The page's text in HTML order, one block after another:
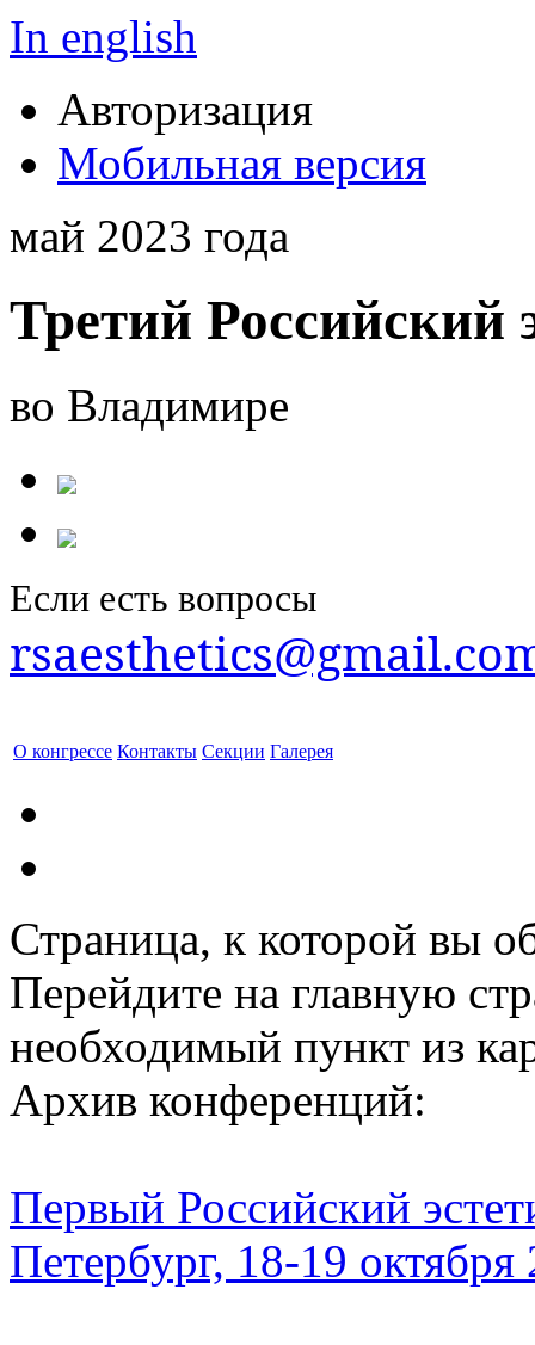
In english
Авторизация
Мобильная версия
май 2023 года
Третий Российский
во Владимире
Если есть вопросы
О конгрессе Контакты Секции Галерея
Страница, к которой вы
Перейдите на главную
необходимый пункт из
Архив конференций:
Первый Российский
Петербург, 18-19 октября